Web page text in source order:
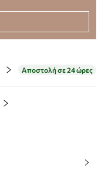
Αποστολή σε 24 ώρες